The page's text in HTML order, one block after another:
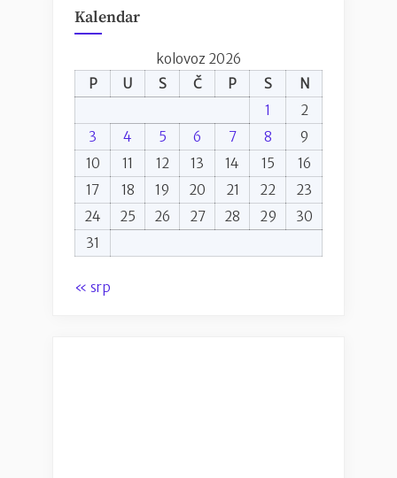
Kalendar
kolovoz 2026
P
U S Č P S
N
1
2
3
4 5 6 7 8
9
10
11 12 13 14 15
16
17
18 19 20 21 22
23
24
25 26 27 28 29
30
31
« srp